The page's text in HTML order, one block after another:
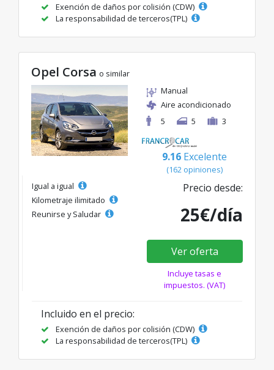
Exención de daños por colisión (CDW)
La responsabilidad de terceros(TPL)
Opel Corsa o similar
Manual
Aire acondicionado
5
5 3
9.16 Excelente
(162 opiniones)
Igual a igual
Kilometraje ilimitado
Reunirse y Saludar
Precio desde:
25€/día
Ver oferta
Incluye tasas e
impuestos. (VAT)
Incluido en el precio:
Exención de daños por colisión (CDW)
La responsabilidad de terceros(TPL)